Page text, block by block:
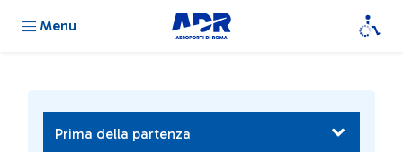
Menu
Prima della partenza